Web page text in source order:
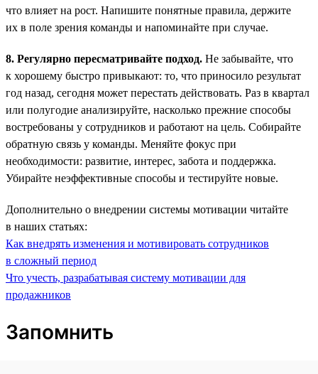
что влияет на рост. Напишите понятные правила, держите
их в поле зрения команды и напоминайте при случае.
8. Регулярно пересматривайте подход. Не забывайте, что
к хорошему быстро привыкают: то, что приносило результат
год назад, сегодня может перестать действовать. Раз в квартал
или полугодие анализируйте, насколько прежние способы
востребованы у сотрудников и работают на цель. Собирайте
обратную связь у команды. Меняйте фокус при
необходимости: развитие, интерес, забота и поддержка.
Убирайте неэффективные способы и тестируйте новые.
Дополнительно о внедрении системы мотивации читайте
в наших статьях:
Как внедрять изменения и мотивировать сотрудников
в сложный период
Что учесть, разрабатывая систему мотивации для
продажников
Запомнить